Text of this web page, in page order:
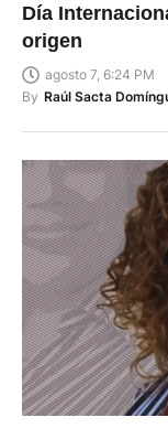
Día
origen
agosto 7, 6:24 PM
By Raúl Sacta